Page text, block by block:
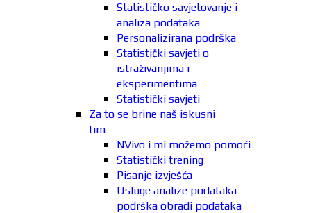
Statističko savjetovanje i
analiza podataka
Personalizirana podrška
Statistički savjeti o
istraživanjima i
eksperimentima
Statistički savjeti
Za to se brine naš iskusni
tim
NVivo i mi možemo pomoći
Statistički trening
Pisanje izvješća
Usluge analize podataka -
podrška obradi podataka